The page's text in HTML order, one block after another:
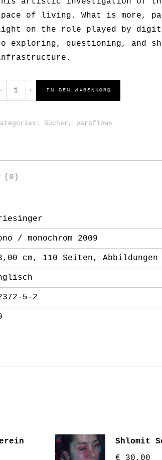
of living. What is more,
on the role played by
exploring, questioning, and
Urban
In den Warenkorb
Bücher , paraflows
(0)
/ monochrom 2009
cm, 110 Seiten, Abbildungen
5-2
Shlomit
€ 30,00